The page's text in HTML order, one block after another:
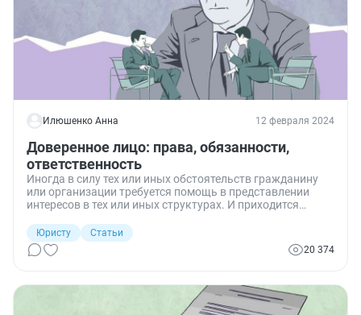
Илюшенко Анна 12 февраля 2024
Доверенное лицо: права, обязанности,
ответственность
Иногда в силу тех или иных обстоятельств гражданину
или организации требуется помощь в представлении
интересов в тех или иных структурах. И приходится
интересы доверителя. Какие требования предъявляет
законодательство в этой части? Разбираемся.
Юристу
Статьи
20 374